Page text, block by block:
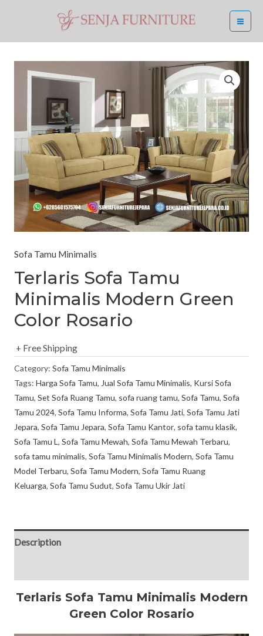
content
Sofa Tamu Minimalis
Terlaris Sofa Tamu
Minimalis Modern Green
Color Rosario
+ Free Shipping
Category: Sofa Tamu Minimalis
Tags: Harga Sofa Tamu, Jual Sofa Tamu Minimalis, Kursi Sofa
Tamu, Set Sofa Ruang Tamu, sofa ruang tamu, Sofa Tamu, Sofa
Tamu 2024, Sofa Tamu Informa, Sofa Tamu Jati, Sofa Tamu Jati
Jepara, Sofa Tamu Jepara, Sofa Tamu Kantor, sofa tamu klasik,
Sofa Tamu L , Sofa Tamu Mewah, Sofa Tamu Mewah Terbaru,
sofa tamu minimalis, Sofa Tamu Minimalis Modern, Sofa Tamu
Model Terbaru, Sofa Tamu Modern, Sofa Tamu Ruang
Keluarga, Sofa Tamu Sudut, Sofa Tamu Ukir Jati
Description
Terlaris Sofa Tamu Minimalis Modern
Green Color Rosario